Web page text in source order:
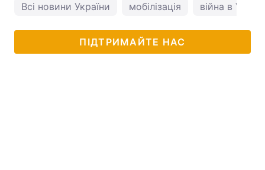
Всі новини України мобілізація війна в
ПІДТРИМАЙТЕ НАС